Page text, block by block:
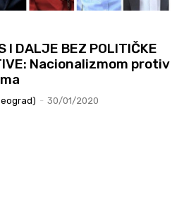
I DALJE BEZ POLITIČKE
Nacionalizmom protiv
- 30/01/2020